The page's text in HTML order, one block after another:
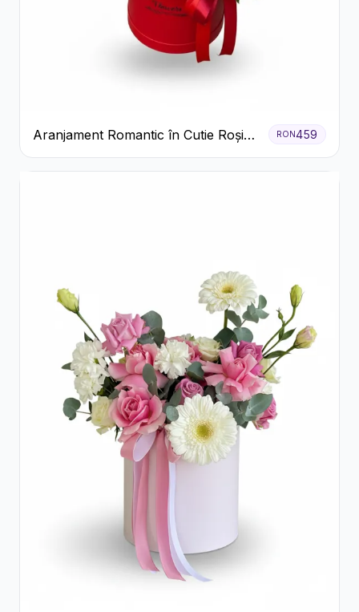
Aranjament Romantic în Cutie Roșie
cu Trandafiri și Crizanteme
RON459